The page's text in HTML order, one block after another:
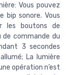
Vous pouvez
bip sonore. Vous
les boutons de
commande du
3 secondes
La lumière
opération n’est